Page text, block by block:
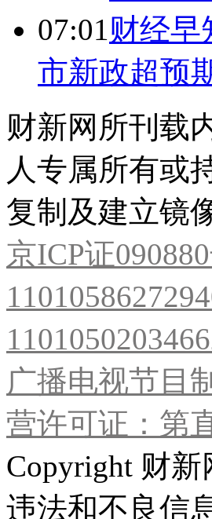
07:01财经早
市新政超预
财新网所刊载
人专属所有或
复制及建立镜
京ICP证
广播电视节目
营许可证：第
Copyright 财新
违法和不良信